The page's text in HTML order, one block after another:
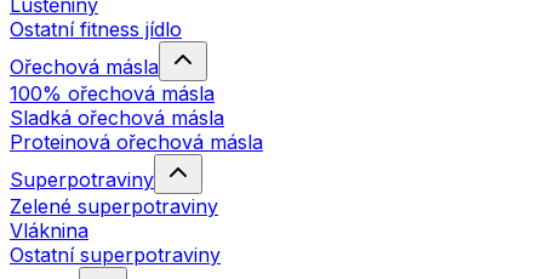
Luštěniny
Ostatní fitness jídlo
Ořechová másla
100% ořechová másla
Sladká ořechová másla
Proteinová ořechová másla
Superpotraviny
Zelené superpotraviny
Vláknina
Ostatní superpotraviny